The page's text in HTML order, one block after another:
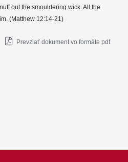
out the smouldering wick. All the
(Matthew 12:14-21)
Prevziať dokument vo formáte pdf